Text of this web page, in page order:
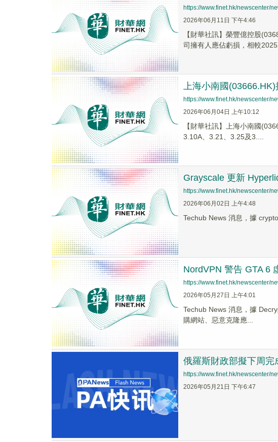
https://www.finet.hk/newscenter/
2026年06月11日 下午4:46
【財華社訊】榮豐億控股
司擁有人應佔虧損，相較
上海小南國
https://www.finet.hk/newscenter/
2026年06月04日 上午10:12
【財華社訊】上海小南國
3.10A、3.21、3.25及3....
Grayscale 更新
https://www.finet.hk/newscenter/
2026年06月02日 上午4:48
Techub News 消息，據
NordVPN 警告 GTA 6
https://www.finet.hk/newscenter/
2026年05月27日 上午4:01
Techub News 消息，據
購網站、惡意克隆應...
俄羅斯財政部擬下周
https://www.finet.hk/newscenter/
2026年05月21日 下午6:47